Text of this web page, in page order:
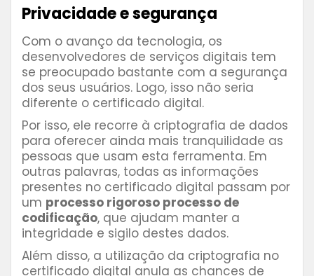
Privacidade e segurança
Com o avanço da tecnologia, os
desenvolvedores de serviços digitais tem
se preocupado bastante com a segurança
dos seus usuários. Logo, isso não seria
diferente o certificado digital.
Por isso, ele recorre à criptografia de dados
para oferecer ainda mais tranquilidade as
pessoas que usam esta ferramenta. Em
outras palavras, todas as informações
presentes no certificado digital passam por
um processo rigoroso processo de
codificação, que ajudam manter a
integridade e sigilo destes dados.
Além disso, a utilização da criptografia no
certificado digital anula as chances de